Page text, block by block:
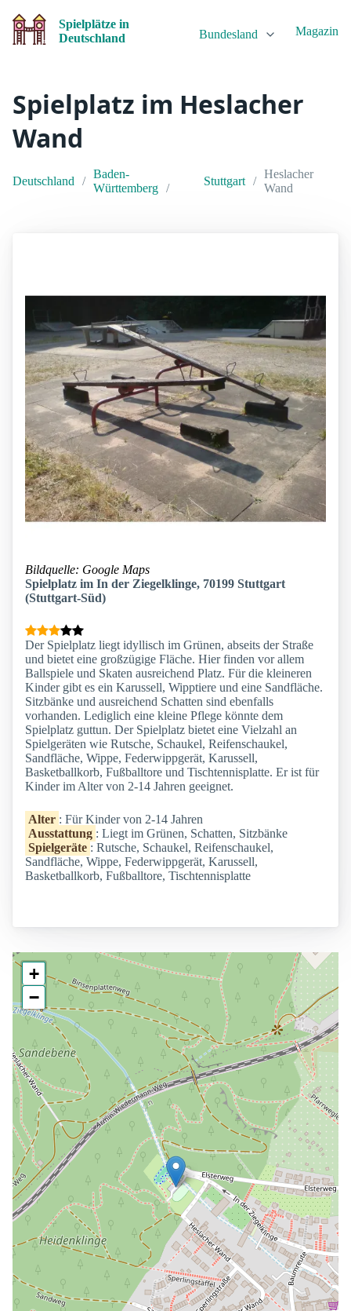
Spielplätze in
Deutschland
Bundesland Magazin
Spielplatz im Heslacher
Wand
Deutschland
Baden-
Württemberg
Stuttgart
Heslacher
Wand
Bildquelle: Google Maps
Spielplatz im In der Ziegelklinge, 70199 Stuttgart
(Stuttgart-Süd)
Der Spielplatz liegt idyllisch im Grünen, abseits der Straße
und bietet eine großzügige Fläche. Hier finden vor allem
Ballspiele und Skaten ausreichend Platz. Für die kleineren
Kinder gibt es ein Karussell, Wipptiere und eine Sandfläche.
Sitzbänke und ausreichend Schatten sind ebenfalls
vorhanden. Lediglich eine kleine Pflege könnte dem
Spielplatz guttun. Der Spielplatz bietet eine Vielzahl an
Spielgeräten wie Rutsche, Schaukel, Reifenschaukel,
Sandfläche, Wippe, Federwippgerät, Karussell,
Basketballkorb, Fußballtore und Tischtennisplatte. Er ist für
Kinder im Alter von 2-14 Jahren geeignet.
Alter : Für Kinder von 2-14 Jahren
Ausstattung : Liegt im Grünen, Schatten, Sitzbänke
Spielgeräte : Rutsche, Schaukel, Reifenschaukel,
Sandfläche, Wippe, Federwippgerät, Karussell,
Basketballkorb, Fußballtore, Tischtennisplatte
+
−